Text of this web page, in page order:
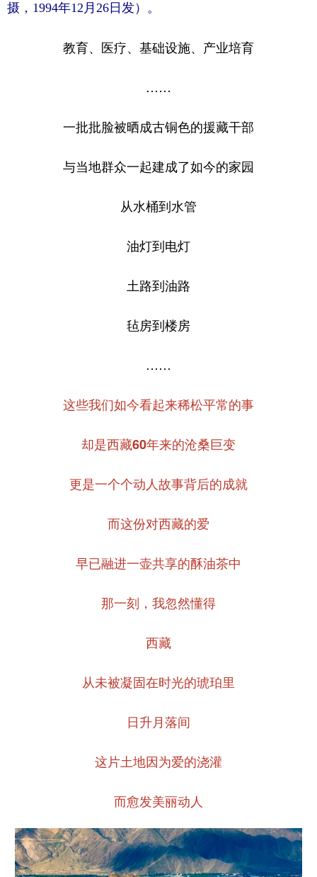
摄，1994年12月26日发）。
教育、医疗、基础设施、产业培育
一批批脸被晒成古铜色的援藏干部
与当地群众一起建成了如今的家园
从水桶到水管
油灯到电灯
土路到油路
毡房到楼房
这些我们如今看起来稀松平常的事
却是西藏60年来的沧桑巨变
更是一个个动人故事背后的成就
而这份对西藏的爱
早已融进一壶共享的酥油茶中
那一刻，我忽然懂得
西藏
从未被凝固在时光的琥珀里
日升月落间
这片土地因为爱的浇灌
而愈发美丽动人